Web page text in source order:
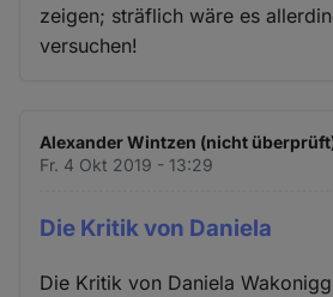
zeigen; sträflich wäre es
versuchen!
Alexander Wintzen (nicht
Fr. 4 Okt 2019 - 13:29
Die Kritik von Daniela
Die Kritik von Daniela